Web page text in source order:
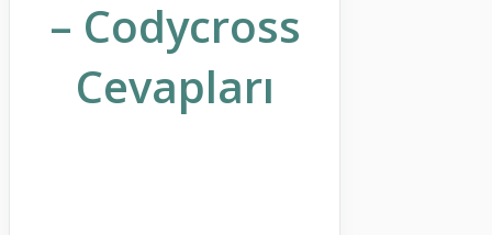
– Codycross
Cevapları